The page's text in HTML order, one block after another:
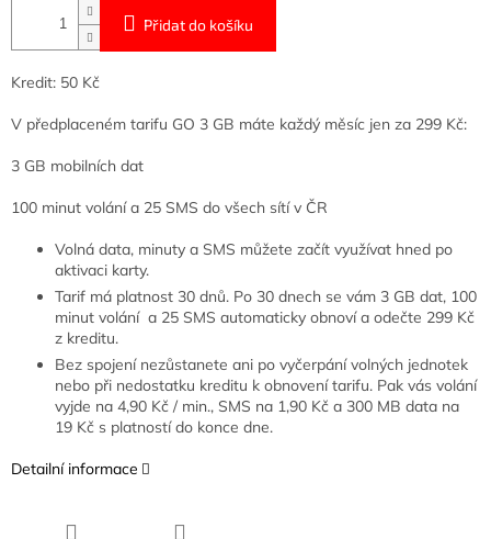
Přidat do košíku
Kredit: 50 Kč
V předplaceném tarifu GO 3 GB máte každý měsíc jen za 299 Kč:
3 GB mobilních dat
100 minut volání a 25 SMS do všech sítí v ČR
Volná data, minuty a SMS můžete začít využívat hned po
aktivaci karty.
Tarif má platnost 30 dnů. Po 30 dnech se vám 3 GB dat, 100
minut volání a 25 SMS automaticky obnoví a odečte 299 Kč
z kreditu.
Bez spojení nezůstanete ani po vyčerpání volných jednotek
nebo při nedostatku kreditu k obnovení tarifu. Pak vás volání
vyjde na 4,90 Kč / min., SMS na 1,90 Kč a 300 MB data na
19 Kč s platností do konce dne.
Detailní informace